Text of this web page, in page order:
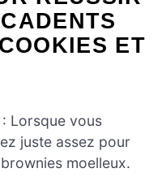
ET
Lorsque vous
juste assez pour
moelleux.